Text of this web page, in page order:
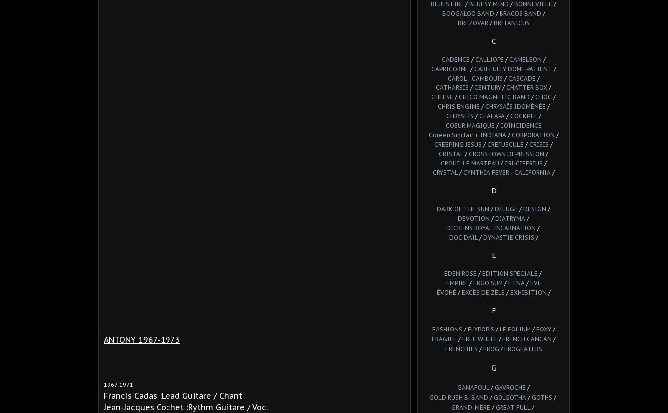
ANTONY 1967-1973
1967-1971
Francis Cadas :Lead Guitare / Chant
Jean-Jacques Cochet :Rythm Guitare / Voc.
BLUES FIRE / BLUESY MIND / BONNEVILLE /
BOOGALOO BAND / BRACOS BAND /
BREZOVAR/ BRITANICUS
C
CADENCE / CALLIOPE / CAMELEON /
CAPRICORNE / CAREFULLY DONE PATIENT /
CAROL - CAMBOUIS / CASCADE /
CATHARSIS / CENTURY / CHATTER BOX /
CHEESE / CHICO MAGNETIC BAND / CHOC /
CHRIS ENGINE / CHRYSAÏS IDOMÉNÉE /
CHRYSEÏS / CLAFAPA/ COCKPIT /
COEUR MAGIQUE / COÏNCIDENCE
Coreen Sinclair + INDIANA/ CORPORATION /
CREEPING JESUS / CREPUSCULE / CRISIS /
CRISTAL/ CROSSTOWN DEPRESSION /
CROUILLE MARTEAU / CRUCIFERIUS /
CRYSTAL/ CYNTHIA FEVER - CALIFORNIA/
D
DARK OF THE SUN / DÉLUGE / DESIGN /
DEVOTION / DIATRYMA /
DICKENS ROYAL INCARNATION /
DOC DAÏL/ DYNASTIE CRISIS /
E
EDEN ROSE / EDITION SPECIALE /
EMPIRE / ERGO SUM / ETNA/ EVE
ÉVOHÉ / EXCÈS DE ZÈLE / EXHIBITION /
F
FASHIONS / FLYPOP'S / LE FOLIUM / FOXY/
FRAGILE / FREE WHEEL/ FRENCH CANCAN /
FRENCHIES / FROG / FROGEATERS
G
GANAFOUL/ GAVROCHE /
GOLD RUSH B. BAND / GOLGOTHA / GOTHS /
GRAND-MÈRE / GREAT FULL/